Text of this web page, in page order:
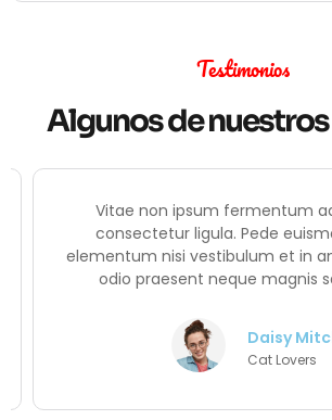
Testimonios
Algunos de
Vitae non ipsum fermentum ad
consectetur ligula. Pede
elementum nisi vestibulum et in
odio praesent neque magnis
Daisy
Cat Lovers